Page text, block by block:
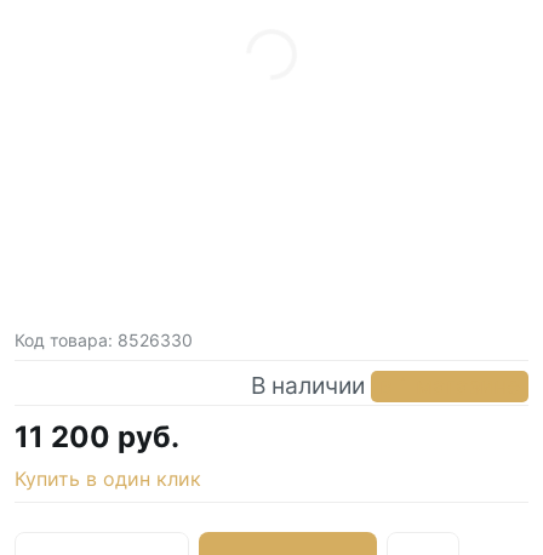
Код товара: 8526330
В наличии
11 200 руб.
Купить в один клик